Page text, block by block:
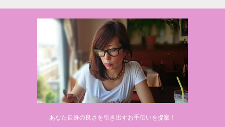
あなた自身の良さを引き出すお手伝いを提案！
AFFINGER5